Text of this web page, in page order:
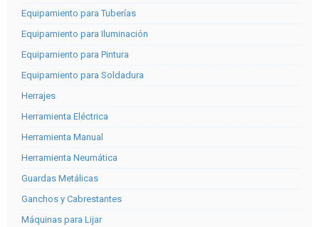
Equipamiento para Tuberías
Equipamiento para Iluminación
Equipamiento para Pintura
Equipamiento para Soldadura
Herrajes
Herramienta Eléctrica
Herramienta Manual
Herramienta Neumática
Guardas Metálicas
Ganchos y Cabrestantes
Máquinas para Lijar